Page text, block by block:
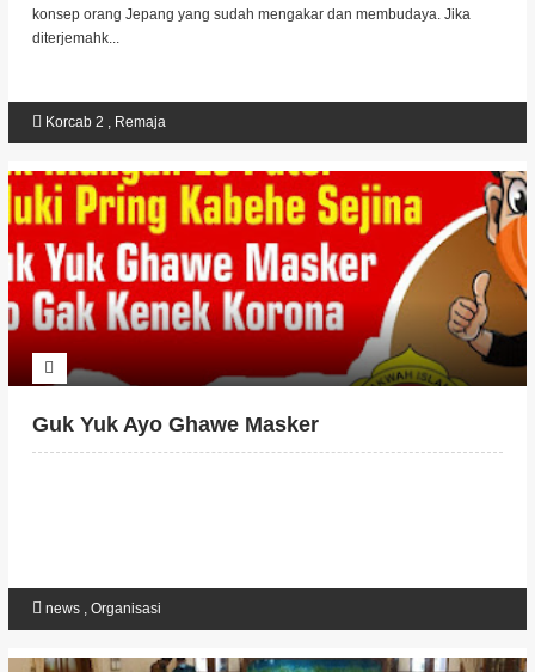
konsep orang Jepang yang sudah mengakar dan membudaya. Jika
diterjemahk...
Korcab 2 , Remaja
Guk Yuk Ayo Ghawe Masker
news , Organisasi